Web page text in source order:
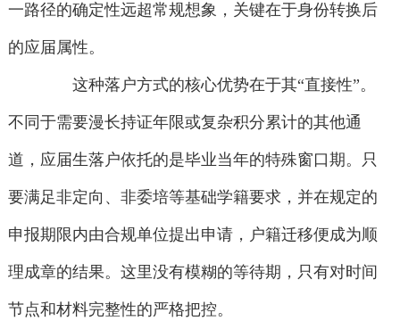
一路径的确定性远超常规想象，关键在于身份转换后
的应届属性。
这种落户方式的核心优势在于其“直接性”。
不同于需要漫长持证年限或复杂积分累计的其他通
道，应届生落户依托的是毕业当年的特殊窗口期。只
要满足非定向、非委培等基础学籍要求，并在规定的
申报期限内由合规单位提出申请，户籍迁移便成为顺
理成章的结果。这里没有模糊的等待期，只有对时间
节点和材料完整性的严格把控。